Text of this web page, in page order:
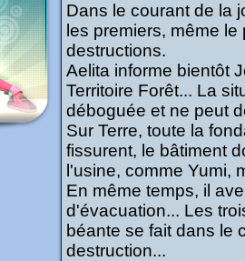
Dans le courant de la
les premiers, même
destructions.
Aelita informe bientôt
Territoire Forêt... La
déboguée et ne peut
Sur Terre, toute la
fissurent, le bâtiment
l'usine, comme Yumi,
En même temps, il
d'évacuation... Les
béante se fait dans le
destruction...